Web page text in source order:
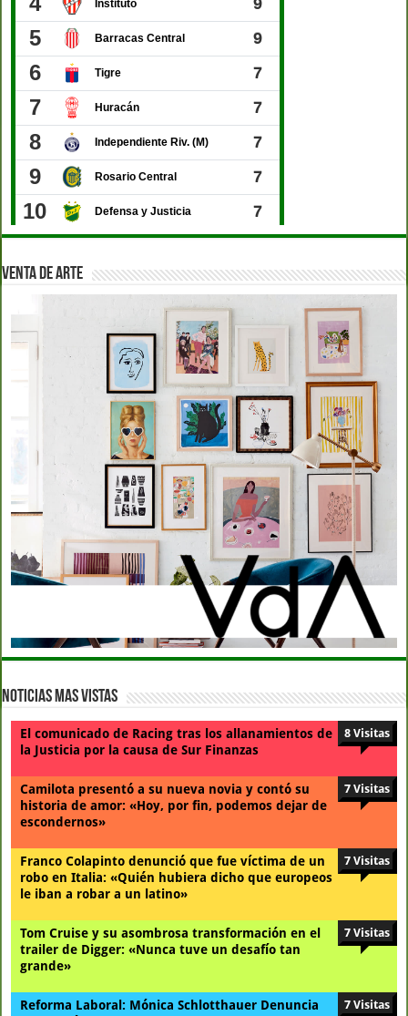
VENTA DE ARTE
Noticias Mas Vistas
El comunicado de Racing tras los allanamientos de
la Justicia por la causa de Sur Finanzas
8 Visitas
Camilota presentó a su nueva novia y contó su
historia de amor: «Hoy, por fin, podemos dejar de
escondernos»
7 Visitas
Franco Colapinto denunció que fue víctima de un
robo en Italia: «Quién hubiera dicho que europeos
le iban a robar a un latino»
7 Visitas
Tom Cruise y su asombrosa transformación en el
trailer de Digger: «Nunca tuve un desafío tan
grande»
7 Visitas
Reforma Laboral: Mónica Schlotthauer Denuncia
7 Visitas